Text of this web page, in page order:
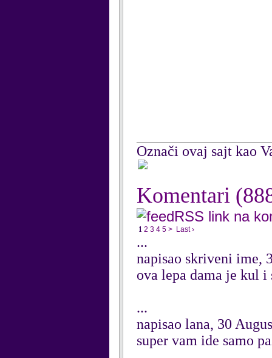
Označi ovaj sajt kao
Komentari
RSS link na
1 2 3 4 5 > Last ›
...
napisao skriveni ime,
ova lepa dama je kul
...
napisao lana, 30
super vam ide samo